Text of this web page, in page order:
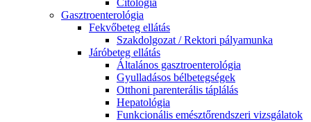
Gasztroenterológia
Fekvőbeteg ellátás
Szakdolgozat / Rektori pályamunka
Járóbeteg ellátás
Általános gasztroenterológia
Gyulladásos bélbetegségek
Otthoni parenterális táplálás
Hepatológia
Funkcionális emésztőrendszeri vizsgálatok